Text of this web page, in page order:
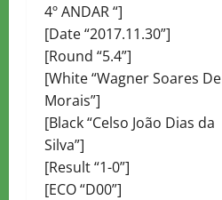
4º ANDAR “]
[Date “2017.11.30”]
[Round “5.4”]
[White “Wagner Soares De
Morais”]
[Black “Celso João Dias da
Silva”]
[Result “1-0”]
[ECO “D00”]